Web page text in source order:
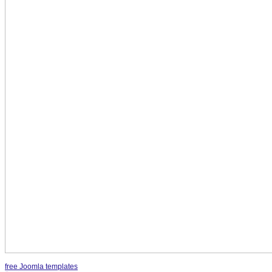
free Joomla templates